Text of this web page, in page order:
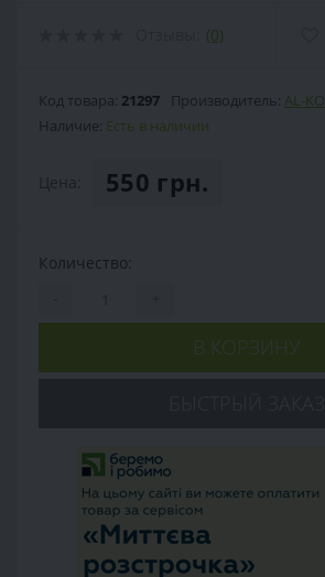
(0)
Код товара: 21297 Производитель: AL-KO
Наличие: Есть в наличии
550 грн.
Количество:
В КОРЗИНУ